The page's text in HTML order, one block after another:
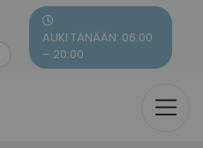
AUKI TÄNÄÄN: 06:00
– 20:00